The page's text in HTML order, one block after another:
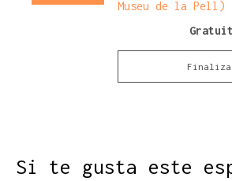
Museu de la Pell)
Si te gusta este